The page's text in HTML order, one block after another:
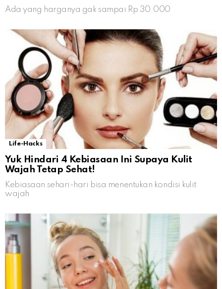
Ada yang harganya gak sampai Rp 30.000
Life-Hacks
Yuk Hindari 4 Kebiasaan Ini Supaya Kulit
Wajah Tetap Sehat!
Kebiasaan sehari-hari bisa menentukan kondisi kulit
wajah